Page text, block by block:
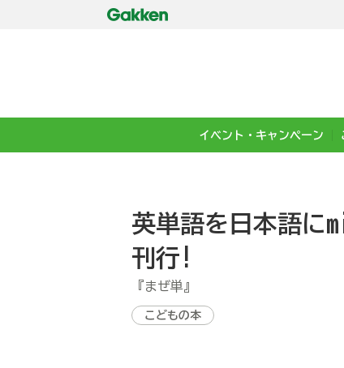
イベント・キャンペーン
英単語を日本語に
刊行!
『まぜ単』
こどもの本